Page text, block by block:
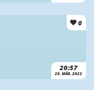
0
20:57
28. MÄR. 2022